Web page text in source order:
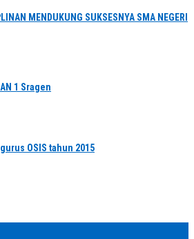
MENDUKUNG SUKSESNYA SMA NEGERI
1 Sragen
OSIS tahun 2015